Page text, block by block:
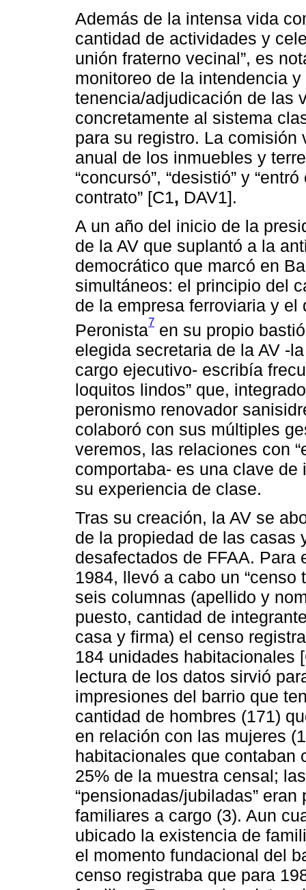
Además de la intensa vida
cantidad de actividades y
unión fraterno vecinal”, es
monitoreo de la intendencia
tenencia/adjudicación de las
concretamente al sistema
para su registro. La
anual de los inmuebles y
“concursó”, “desistió” y
contrato” [C1, DAV1].
A un año del inicio de la
de la AV que suplantó a la
democrático que marcó en
simultáneos: el principio del
de la empresa ferroviaria y
Peronista7 en su propio
elegida secretaria de la AV -
cargo ejecutivo- escribía
loquitos lindos” que,
peronismo renovador
colaboró con sus múltiples
veremos, las relaciones con
comportaba- es una clave
su experiencia de clase.
Tras su creación, la AV se
de la propiedad de las casas
desafectados de FFAA. Para
1984, llevó a cabo un “censo
seis columnas (apellido y
puesto, cantidad de
casa y firma) el censo
184 unidades habitacionales
lectura de los datos sirvió
impresiones del barrio que
cantidad de hombres (171)
en relación con las mujeres
habitacionales que contaban
25% de la muestra censal;
“pensionadas/jubiladas”
familiares a cargo (3). Aun
ubicado la existencia de
el momento fundacional del
censo registraba que para